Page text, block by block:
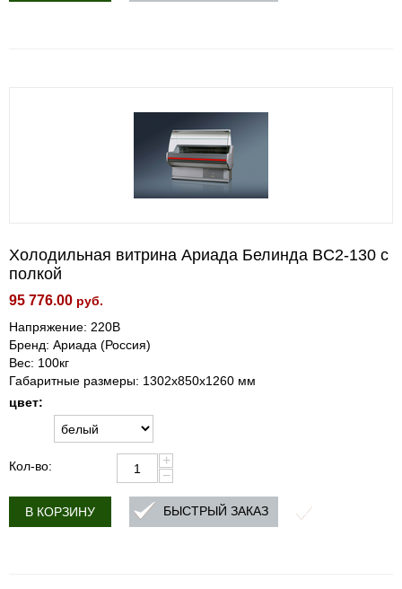
Холодильная витрина Ариада Белинда BС2-130 с
полкой
95 776.00 руб.
Напряжение: 220В
Бренд: Ариада (Россия)
Вес: 100кг
Габаритные размеры: 1302х850х1260 мм
цвет:
Кол-во:
+
−
В КОРЗИНУ БЫСТРЫЙ ЗАКАЗ